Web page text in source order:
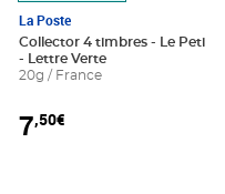
au panier
La Poste
Collector 4 timbres - Le Petit
- Lettre Verte
20g / France
7,50€